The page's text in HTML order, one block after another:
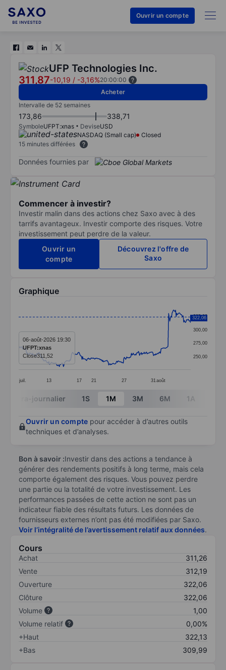
Ouvrir un compte
UFP Technologies Inc.
311,87-10,19 / -3,16%20:00:00
Acheter
Intervalle de 52 semaines
173,86 338,71
SymboleUFPT:xnas DeviseUSD
NASDAQ (Small cap)
Closed
15 minutes différées
Données fournies par
Commencer à investir?
Investir malin dans des actions chez Saxo avec à des
tarrifs avantageux. Investir comporte des risques. Votre
investissement peut perdre de la valeur.
Ouvrir un
compte
Découvrez l'offre de
Saxo
Graphique
The chart has 1 X axis displaying categories.
The chart has 1 Y axis displaying values. Data
juil. 13 17 21 27 31 août
250,00
275,00
300,00
325,00
322,06
06-août-2026 19:30
UFPT:xnas
Close311,52
End of interactive chart.
Intra-journalier 1S 1M 3M 6M 1A
Ouvrir un compte pour accéder à d’autres outils
techniques et d’analyses.
Bon à savoir :Investir dans des actions a tendance à
générer des rendements positifs à long terme, mais cela
comporte également des risques. Vous pouvez perdre
une partie ou la totalité de votre investissement. Les
performances passées de cette action ne sont pas un
indicateur fiable des résultats futurs. Les données de
fournisseurs externes n’ont pas été modifiées par Saxo.
Voir l’intégralité de l’avertissement relatif aux données.
Cours
Achat
311,26
Vente
312,19
Ouverture
322,06
Clôture
322,06
Volume
1,00
Volume relatif
0,00%
+Haut
322,13
+Bas
309,99